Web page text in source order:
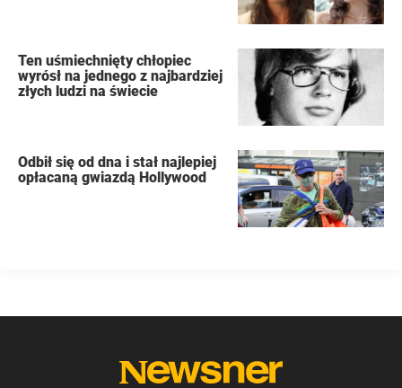
Ten uśmiechnięty chłopiec
wyrósł na jednego z najbardziej
złych ludzi na świecie
Odbił się od dna i stał najlepiej
opłacaną gwiazdą Hollywood